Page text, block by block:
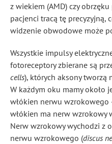
z wiekiem (AMD) czy
pacjenci tracą tę precyzyjną,
widzenie obwodowe może
Wszystkie impulsy
fotoreceptory zbierane są
cells), których aksony tworzą
W każdym oku mamy około
włókien nerwu
włókien ma nerw wzrokowy
Nerw wzrokowy wychodzi z
nerwu wzrokowego (discus